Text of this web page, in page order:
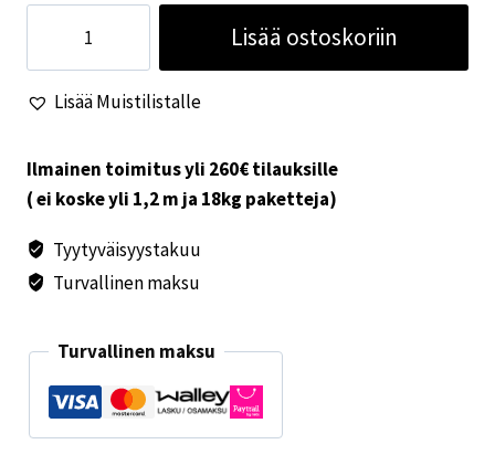
kavennin
22-
16mm
Lisää ostoskoriin
Lisää Muistilistalle
Ilmainen toimitus yli 260€ tilauksille
( ei koske yli 1,2 m ja 18kg paketteja)
Tyytyväisyystakuu
Turvallinen maksu
Turvallinen maksu